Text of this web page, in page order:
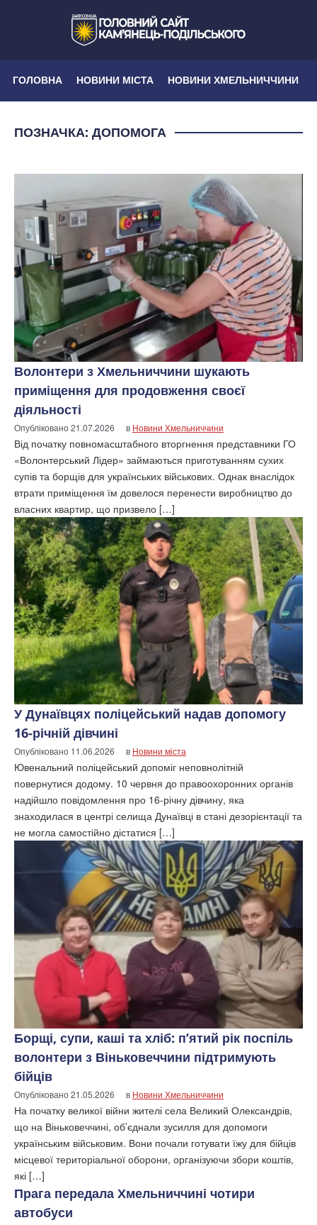
ГОЛОВНА НОВИНИ МІСТА НОВИНИ ХМЕЛЬНИЧЧИНИ
ПОЗНАЧКА: ДОПОМОГА
Волонтери з Хмельниччини шукають
приміщення для продовження своєї
діяльності
Опубліковано21.07.2026 в Новини Хмельниччини
Від початку повномасштабного вторгнення представники ГО
«Волонтерський Лідер» займаються приготуванням сухих
супів та борщів для українських військових. Однак внаслідок
втрати приміщення їм довелося перенести виробництво до
власних квартир, що призвело […]
У Дунаївцях поліцейський надав допомогу
16-річній дівчині
Опубліковано 11.06.2026 в Новини міста
Ювенальний поліцейський допоміг неповнолітній
повернутися додому. 10 червня до правоохоронних органів
надійшло повідомлення про 16-річну дівчину, яка
знаходилася в центрі селища Дунаївці в стані дезорієнтації та
не могла самостійно дістатися […]
Борщі, супи, каші та хліб: п’ятий рік поспіль
волонтери з Віньковеччини підтримують
бійців
Опубліковано21.05.2026 в Новини Хмельниччини
На початку великої війни жителі села Великий Олександрів,
що на Віньковеччині, об’єднали зусилля для допомоги
українським військовим. Вони почали готувати їжу для бійців
місцевої територіальної оборони, організуючи збори коштів,
які […]
Прага передала Хмельниччині чотири
автобуси